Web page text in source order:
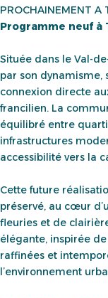
PROCHAINEMENT A
Programme neuf à
Située dans le Val-
par son dynamisme,
connexion directe
francilien. La
équilibré entre
infrastructures
accessibilité vers la
Cette future
préservé, au cœur
fleuries et de
élégante, inspirée
raffinées et
l’environnement